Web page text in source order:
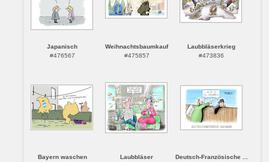
Japanisch
#476567
Weihnachtsbaumkauf
#475857
Laubbläserkrieg
#473836
Bayern waschen
Laubbläser
Deutsch-Französische ...